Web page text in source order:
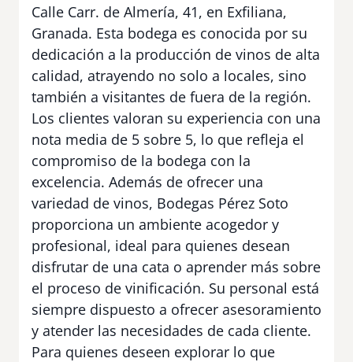
Calle Carr. de Almería, 41, en Exfiliana,
Granada. Esta bodega es conocida por su
dedicación a la producción de vinos de alta
calidad, atrayendo no solo a locales, sino
también a visitantes de fuera de la región.
Los clientes valoran su experiencia con una
nota media de 5 sobre 5, lo que refleja el
compromiso de la bodega con la
excelencia. Además de ofrecer una
variedad de vinos, Bodegas Pérez Soto
proporciona un ambiente acogedor y
profesional, ideal para quienes desean
disfrutar de una cata o aprender más sobre
el proceso de vinificación. Su personal está
siempre dispuesto a ofrecer asesoramiento
y atender las necesidades de cada cliente.
Para quienes deseen explorar lo que